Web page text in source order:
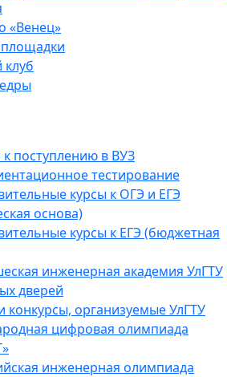
«Венец»
к поступлению в ВУЗ
тестирование
курсы к ОГЭ и ЕГЭ
основа)
курсы к ЕГЭ (бюджетная
инженерная академия УлГТУ
дверей
организуемые УлГТУ
цифровая олимпиада
инженерная олимпиада